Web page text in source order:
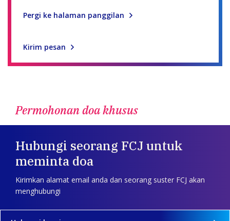
Pergi ke halaman panggilan
Kirim pesan
Permohonan doa khusus
Hubungi seorang FCJ untuk
meminta doa
Kirimkan alamat email anda dan seorang suster FCJ akan
menghubungi